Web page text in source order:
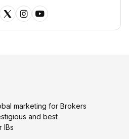
marketing for Brokers
and best
IBs